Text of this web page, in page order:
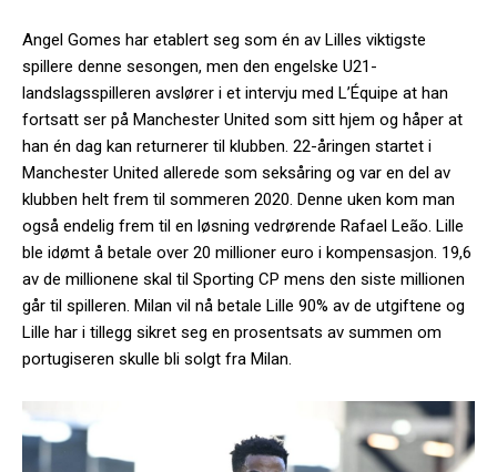
Angel Gomes har etablert seg som én av Lilles viktigste
spillere denne sesongen, men den engelske U21-
landslagsspilleren avslører i et intervju med L’Équipe at han
fortsatt ser på Manchester United som sitt hjem og håper at
han én dag kan returnerer til klubben. 22-åringen startet i
Manchester United allerede som seksåring og var en del av
klubben helt frem til sommeren 2020. Denne uken kom man
også endelig frem til en løsning vedrørende Rafael Leão. Lille
ble idømt å betale over 20 millioner euro i kompensasjon. 19,6
av de millionene skal til Sporting CP mens den siste millionen
går til spilleren. Milan vil nå betale Lille 90% av de utgiftene og
Lille har i tillegg sikret seg en prosentsats av summen om
portugiseren skulle bli solgt fra Milan.